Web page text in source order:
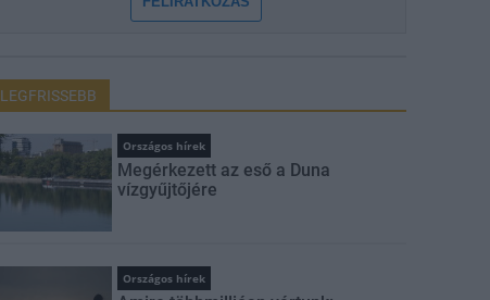
LEGFRISSEBB
Országos hírek
Megérkezett az eső a Duna
vízgyűjtőjére
Országos hírek